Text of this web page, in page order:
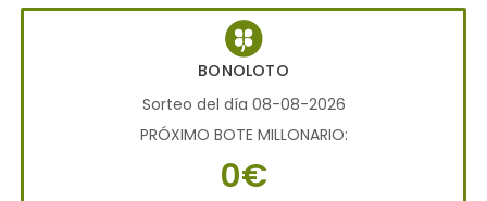
BONOLOTO
Sorteo del día 08-08-2026
PRÓXIMO BOTE MILLONARIO:
0€